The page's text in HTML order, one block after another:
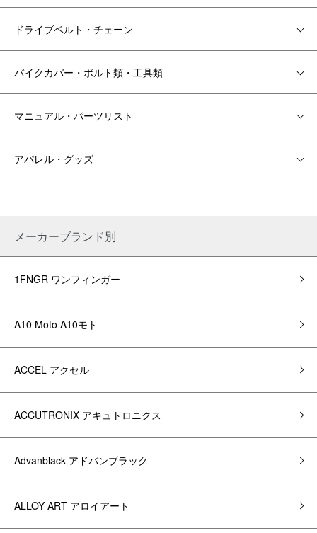
ドライブベルト・チェーン
バイクカバー・ボルト類・工具類
マニュアル・パーツリスト
アパレル・グッズ
メーカーブランド別
1FNGR ワンフィンガー
A10 Moto A10モト
ACCEL アクセル
ACCUTRONIX アキュトロニクス
Advanblack アドバンブラック
ALLOY ART アロイアート